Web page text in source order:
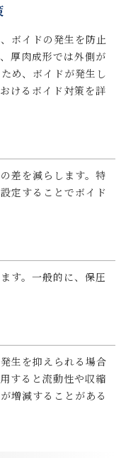
ボイドの発生を防止
厚肉成形では外側が
め、ボイドが発生し
けるボイド対策を詳
差を減らします。特
定することでボイド
す。一般的に、保圧
生を抑えられる場合
すると流動性や収縮
増減することがある